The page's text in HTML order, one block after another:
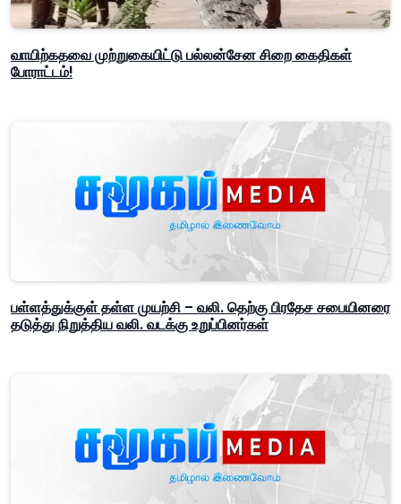
வாயிற்கதவை முற்றுகையிட்டு பல்லன்சேன சிறை கைதிகள்
போராட்டம்!
பள்ளத்துக்குள் தள்ள முயற்சி – வலி. தெற்கு பிரதேச சபையினரை
தடுத்து நிறுத்திய வலி. வடக்கு உறுப்பினர்கள்